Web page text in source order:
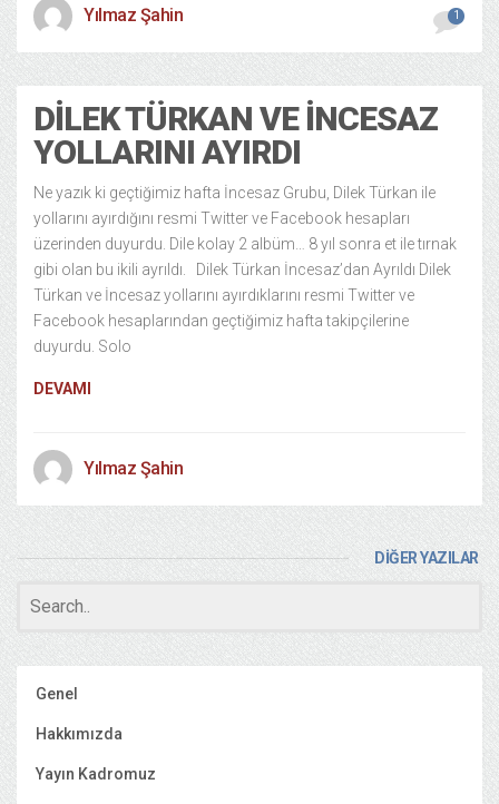
Yılmaz Şahin 1
DILEK TÜRKAN VE İNCESAZ
YOLLARINI AYIRDI
Ne yazık ki geçtiğimiz hafta İncesaz Grubu, Dilek Türkan ile
yollarını ayırdığını resmi Twitter ve Facebook hesapları
üzerinden duyurdu. Dile kolay 2 albüm… 8 yıl sonra et ile tırnak
gibi olan bu ikili ayrıldı. Dilek Türkan İncesaz’dan Ayrıldı Dilek
Türkan ve İncesaz yollarını ayırdıklarını resmi Twitter ve
Facebook hesaplarından geçtiğimiz hafta takipçilerine
duyurdu. Solo
DEVAMI
Yılmaz Şahin
DİĞER YAZILAR
Genel
Hakkımızda
Yayın Kadromuz